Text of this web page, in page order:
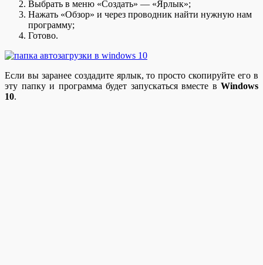
Выбрать в меню «Создать» — «Ярлык»;
Нажать «Обзор» и через проводник найти нужную нам
программу;
Готово.
Если вы заранее создадите ярлык, то просто скопируйте его в
эту папку и программа будет запускаться вместе в Windows
10.